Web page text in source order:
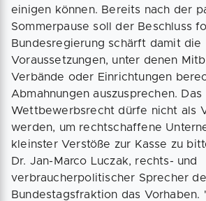
einigen können. Bereits nach der
Sommerpause soll der Beschluss
Bundesregierung schärft damit die
Voraussetzungen, unter denen
Verbände oder Einrichtungen
Abmahnungen auszusprechen. Das
Wettbewerbsrecht dürfe nicht als
werden, um rechtschaffene
kleinster Verstöße zur Kasse zu
Dr. Jan-Marco Luczak, rechts- und
verbraucherpolitischer Sprecher
Bundestagsfraktion das Vorhaben.